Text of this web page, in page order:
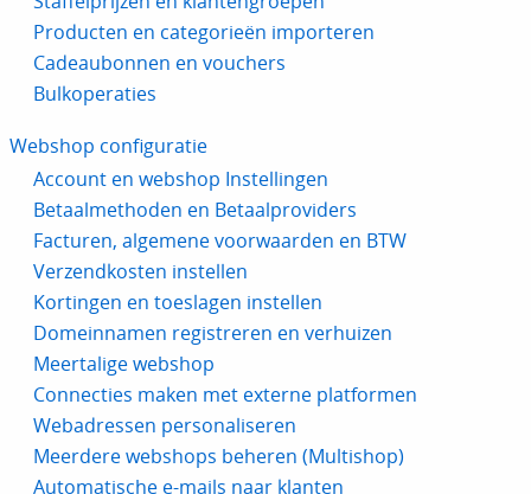
Producten en categorieën importeren
Cadeaubonnen en vouchers
Bulkoperaties
Webshop configuratie
Account en webshop Instellingen
Betaalmethoden en Betaalproviders
Facturen, algemene voorwaarden en BTW
Verzendkosten instellen
Kortingen en toeslagen instellen
Domeinnamen registreren en verhuizen
Meertalige webshop
Connecties maken met externe platformen
Webadressen personaliseren
Meerdere webshops beheren (Multishop)
Automatische e-mails naar klanten